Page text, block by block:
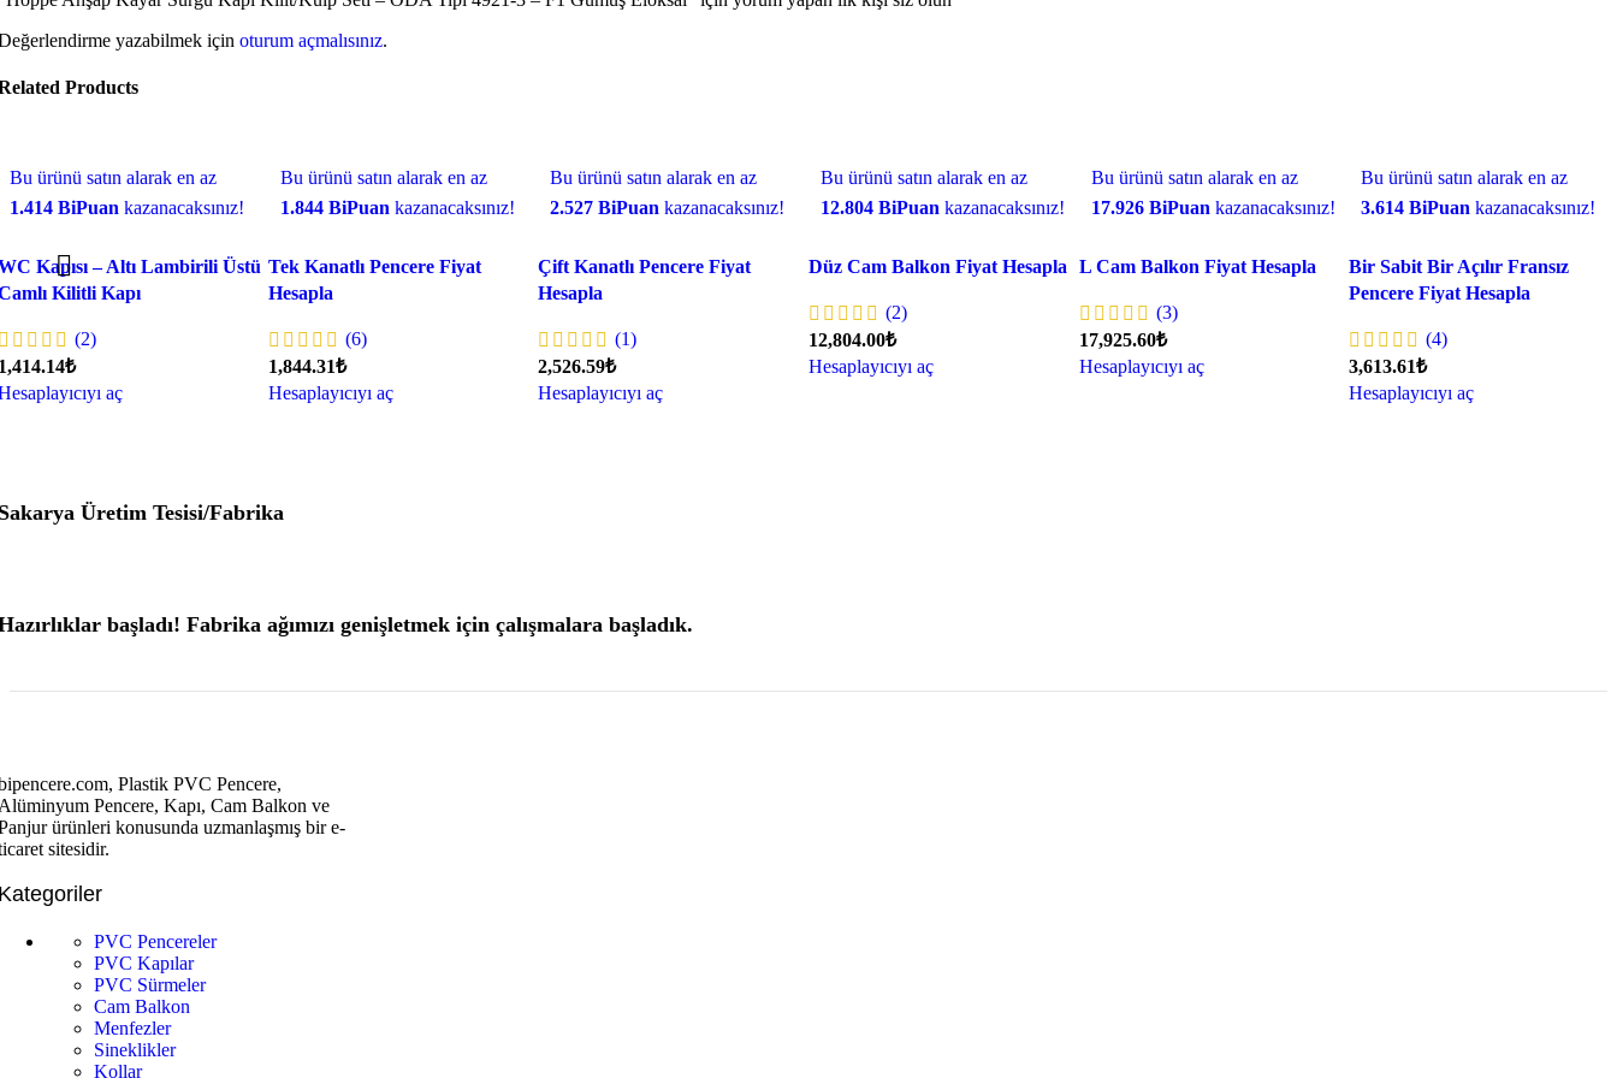
yazabilmek için oturum açmalısınız.
Products
Bu ürünü satın alarak en az
1.414 BiPuan kazanacaksınız!
Kapısı – Altı Lambirili Üstü
Kilitli Kapı
(2)
aç
Bu ürünü satın alarak en az
1.844 BiPuan kazanacaksınız!
Tek Kanatlı Pencere Fiyat
Hesapla
(6)
1,844.31₺
Hesaplayıcıyı aç
Bu ürünü satın alarak en az
2.527 BiPuan kazanacaksınız!
Çift Kanatlı Pencere Fiyat
Hesapla
(1)
2,526.59₺
Hesaplayıcıyı aç
Bu ürünü satın alarak en az
12.804 BiPuan kazanacaksınız!
Düz Cam Balkon Fiyat Hesapla
(2)
12,804.00₺
Hesaplayıcıyı aç
Bu ürünü satın alarak en az
17.926 BiPuan kazanacaksınız!
L Cam Balkon Fiyat Hesapla
(3)
17,925.60₺
Hesaplayıcıyı aç
Bu ürünü satın alarak en az
3.614 BiPuan kazanacaksınız!
Bir Sabit Bir Açılır Fransız
Pencere Fiyat Hesapla
(4)
3,613.61₺
Hesaplayıcıyı aç
Üretim Tesisi/Fabrika
başladı! Fabrika ağımızı genişletmek için çalışmalara başladık.
Plastik PVC Pencere,
Pencere, Kapı, Cam Balkon ve
ürünleri konusunda uzmanlaşmış bir e-
sitesidir.
PVC Pencereler
PVC Kapılar
PVC Sürmeler
Cam Balkon
Menfezler
Sineklikler
Kollar